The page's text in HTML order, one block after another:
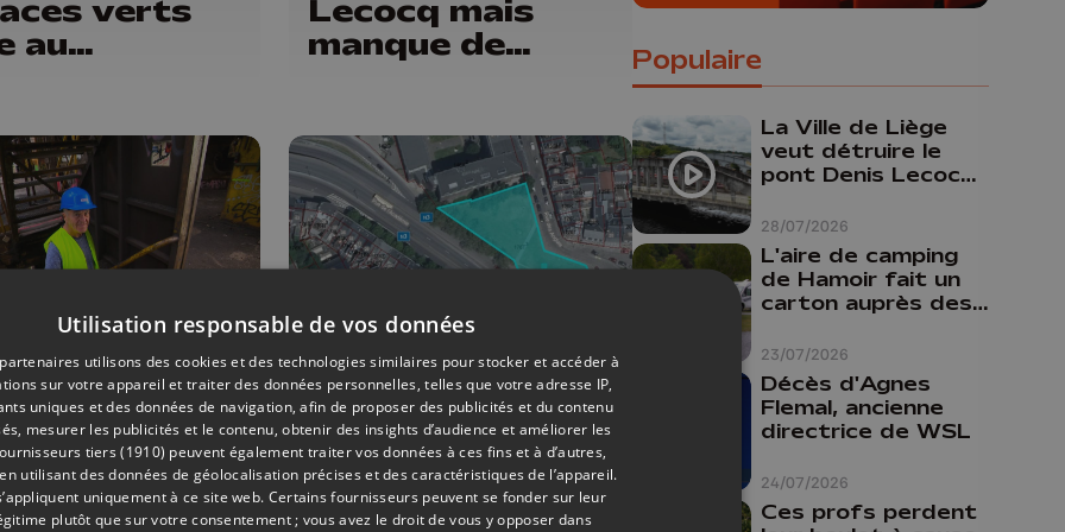
verts
au
Lecocq mais
manque de
AMÉNAGEMENT DU TERRITOIRE 15/07/2026
: visite d'un
d'acier
AMÉNAGEMENT DU TERRITOIRE 08/07/2026
Liège : la ville
accepte le
projet d'hôtel et
Populaire
28/07/2026
La Ville de Liège
veut détruire le
pont Denis Lecocq
budget pour le
faire
23/07/2026
L'aire de camping
de Hamoir fait un
carton auprès des
24/07/2026
Décès d'Agnes
Flemal, ancienne
directrice de WSL
Ces profs perdent
Utilisation responsable de vos données
utilisons des cookies et des technologies similaires pour stocker et accéder à
sur votre appareil et traiter des données personnelles, telles que votre adresse IP,
uniques et des données de navigation, afin de proposer des publicités et du contenu
mesurer les publicités et le contenu, obtenir des insights d’audience et améliorer les
tiers (1910) peuvent également traiter vos données à ces fins et à d’autres,
utilisant des données de géolocalisation précises et des caractéristiques de l’appareil.
uniquement à ce site web. Certains fournisseurs peuvent se fonder sur leur
plutôt que sur votre consentement ; vous avez le droit de vous y opposer dans